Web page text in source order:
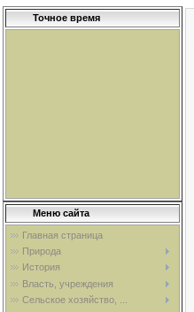
Точное время
Меню сайта
Главная страница
Природа
История
Власть, учреждения
Сельское хозяйство, ...